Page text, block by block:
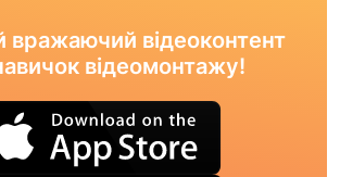
вражаючий відеоконтент
відеомонтажу!